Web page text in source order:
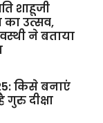
शाहूजी
का उत्सव,
ने बताया
किसे बनाएं
दीक्षा